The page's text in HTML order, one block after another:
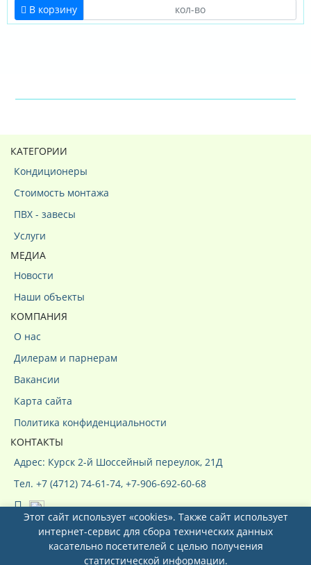
В корзину
КАТЕГОРИИ
Кондиционеры
Стоимость монтажа
ПВХ - завесы
Услуги
МЕДИА
Новости
Наши объекты
КОМПАНИЯ
О нас
Дилерам и парнерам
Вакансии
Карта сайта
Политика конфиденциальности
КОНТАКТЫ
Адрес: Курск 2-й Шоссейный переулок, 21Д
Тел. +7 (4712) 74-61-74, +7-906-692-60-68
Этот сайт использует «cookies». Также сайт использует
интернет-сервис для сбора технических данных
касательно посетителей с целью получения
статистической информации.